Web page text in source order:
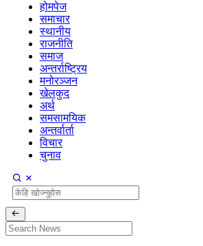
होमपेज
समाचार
स्थानीय
राजनीति
समाज
अन्तर्राष्ट्रिय
मनोरञ्जन
खेलकुद
अर्थ
समसामयिक
अन्तर्वार्ता
विचार
चुनाव